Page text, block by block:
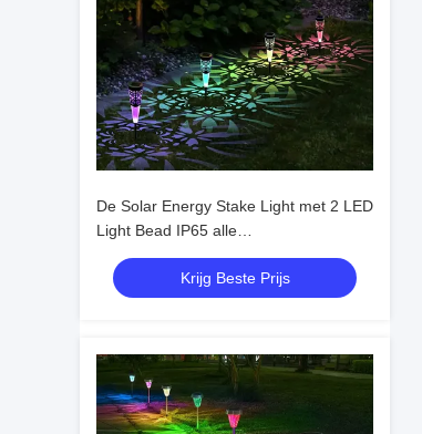
De Solar Energy Stake Light met 2 LED
Light Bead IP65 alle
weersomstandigheden bestand
Krijg Beste Prijs